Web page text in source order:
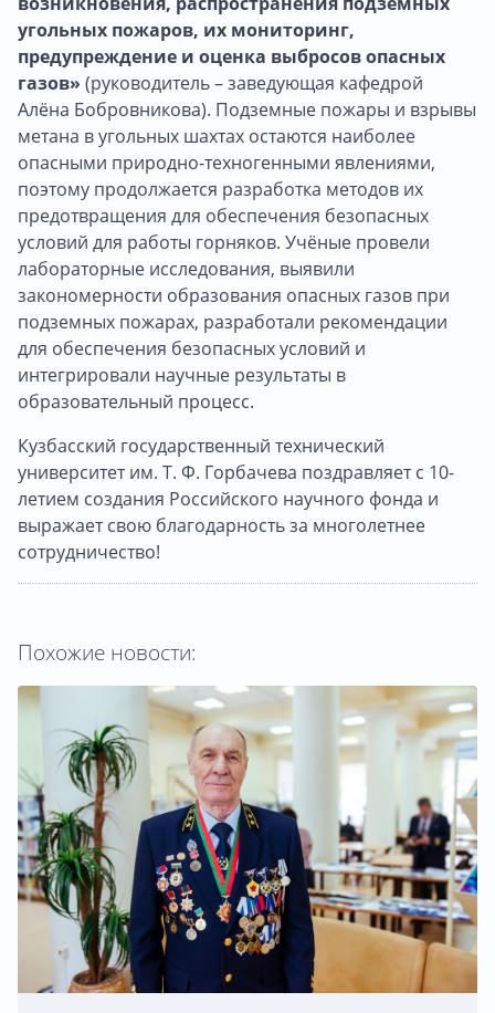
угольных пожаров, их мониторинг,
предупреждение и оценка выбросов опасных
газов» (руководитель – заведующая кафедрой
Алёна Бобровникова). Подземные пожары и взрывы
метана в угольных шахтах остаются наиболее
опасными природно-техногенными явлениями,
поэтому продолжается разработка методов их
предотвращения для обеспечения безопасных
условий для работы горняков. Учёные провели
лабораторные исследования, выявили
закономерности образования опасных газов при
подземных пожарах, разработали рекомендации
для обеспечения безопасных условий и
интегрировали научные результаты в
образовательный процесс.
Кузбасский государственный технический
университет им. Т. Ф. Горбачева поздравляет с 10-
летием создания Российского научного фонда и
выражает свою благодарность за многолетнее
сотрудничество!
Похожие новости: